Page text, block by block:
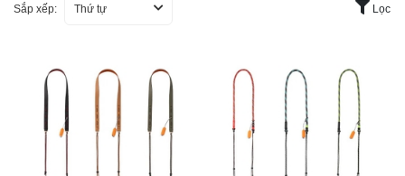
Sắp xếp: Thứ tự Lọc